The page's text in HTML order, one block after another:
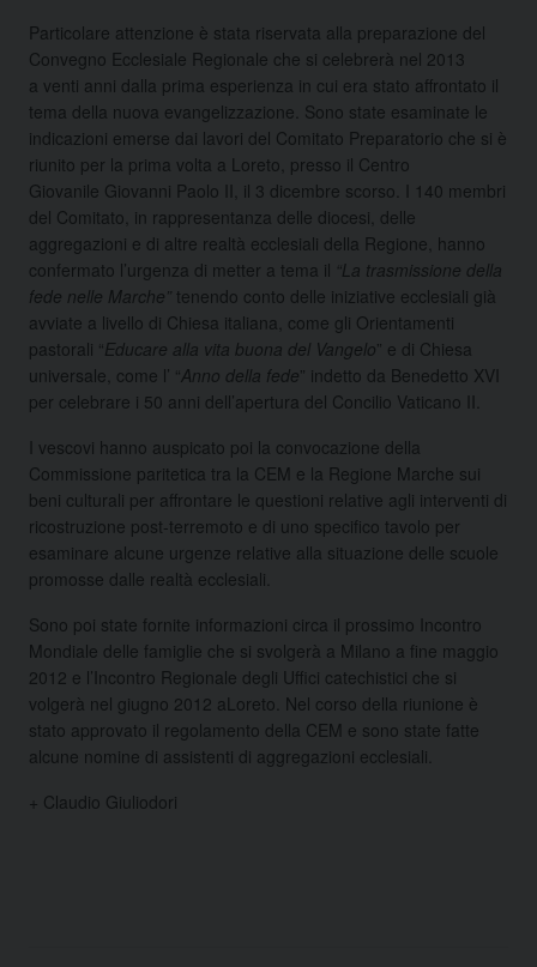
Particolare attenzione è stata riservata alla preparazione del
Convegno Ecclesiale Regionale che si celebrerà nel 2013
a venti anni dalla prima esperienza in cui era stato affrontato il
tema della nuova evangelizzazione. Sono state esaminate le
indicazioni emerse dai lavori del Comitato Preparatorio che si è
riunito per la prima volta a Loreto, presso il Centro
Giovanile Giovanni Paolo II, il 3 dicembre scorso. I 140 membri
del Comitato, in rappresentanza delle diocesi, delle
aggregazioni e di altre realtà ecclesiali della Regione, hanno
confermato l’urgenza di metter a tema il “La trasmissione della
fede nelle Marche” tenendo conto delle iniziative ecclesiali già
avviate a livello di Chiesa italiana, come gli Orientamenti
pastorali “Educare alla vita buona del Vangelo” e di Chiesa
universale, come l’ “Anno della fede” indetto da Benedetto XVI
per celebrare i 50 anni dell’apertura del Concilio Vaticano II.
I vescovi hanno auspicato poi la convocazione della
Commissione paritetica tra la CEM e la Regione Marche sui
beni culturali per affrontare le questioni relative agli interventi di
ricostruzione post-terremoto e di uno specifico tavolo per
esaminare alcune urgenze relative alla situazione delle scuole
promosse dalle realtà ecclesiali.
Sono poi state fornite informazioni circa il prossimo Incontro
Mondiale delle famiglie che si svolgerà a Milano a fine maggio
2012 e l’Incontro Regionale degli Uffici catechistici che si
volgerà nel giugno 2012 aLoreto. Nel corso della riunione è
stato approvato il regolamento della CEM e sono state fatte
alcune nomine di assistenti di aggregazioni ecclesiali.
+ Claudio Giuliodori